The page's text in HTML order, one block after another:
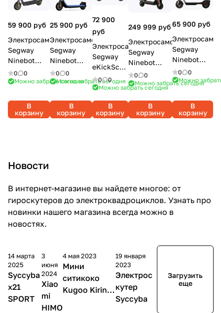
59 900 руб
Электросамокат
Segway
Ninebot
KickScooter
MAX G2
0
0
Можно забрать сегодня
В
корзину
25 900 руб
Электросамокат
Segway
Ninebot
eKickScooter
C2 Pro
0
0
Можно забрать сегодня
В
корзину
72 900
руб
Электросамокат
Segway
eKickScooter
ZT3 Pro
0
0
Можно забрать сегодня
В
корзину
249 999 руб
Электросамокат
Segway
Ninebot
SuperScooter
GT3 PRO
0
0
Можно забрать сегодня
В
корзину
65 900 руб
Segway
Ninebot
Kickscooter
F3 Pro
0
0
Можно
В
корзину
Новости
В интернет-магазине вы найдете многое: от
гироскутеров до электроквадроциклов. Узнать про
новинки нашего магазина всегда можно в
новостях.
14 марта
2025
Syccyba
x21
SPORT
3
июня
2024
Xiao
mi
HIMO
4 мая 2023
Мини
ситикоко
Kugoo Kirin
19 января
2023
Электрос
кутер
Syccyba
Загрузить
еще